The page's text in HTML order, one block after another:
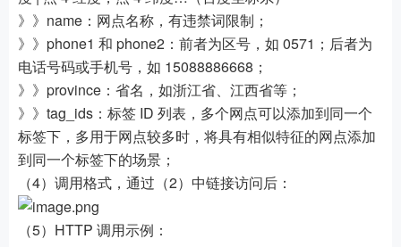
》》name：网点名称，有违禁词限制；
》》phone1 和 phone2：前者为区号，如 0571；后者为
电话号码或手机号，如 15088886668；
》》province：省名，如浙江省、江西省等；
》》tag_ids：标签 ID 列表，多个网点可以添加到同一个
标签下，多用于网点较多时，将具有相似特征的网点添加
到同一个标签下的场景；
（4）调用格式，通过（2）中链接访问后：
（5）HTTP 调用示例：